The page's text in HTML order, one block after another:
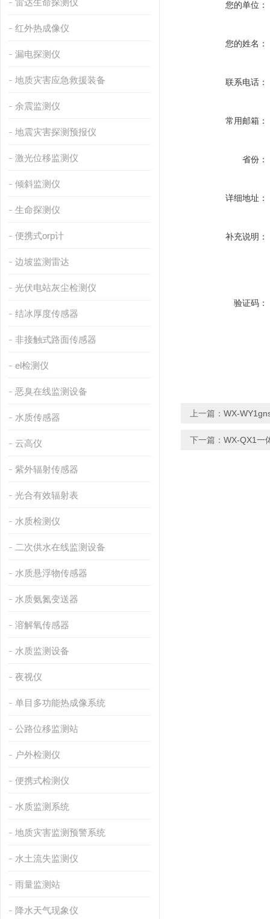
雷达生命探测仪
红外热成像仪
漏电探测仪
地质灾害应急救援装备
余震监测仪
地震灾害探测预报仪
激光位移监测仪
倾斜监测仪
生命探测仪
便携式orp计
边坡监测雷达
光伏电站灰尘检测仪
结冰厚度传感器
非接触式路面传感器
el检测仪
恶臭在线监测设备
水质传感器
云高仪
紫外辐射传感器
光合有效辐射表
水质检测仪
二次供水在线监测设备
水质悬浮物传感器
水质氨氮变送器
溶解氧传感器
水质监测设备
夜视仪
单目多功能热成像系统
公路位移监测站
户外检测仪
便携式检测仪
水质监测系统
地质灾害监测预警系统
水土流失监测仪
雨量监测站
降水天气现象仪
您的单位：
您的姓名：
联系电话：
常用邮箱：
省份：
详细地址：
补充说明：
验证码：
上一篇： WX-
下一篇： WX-QX1一